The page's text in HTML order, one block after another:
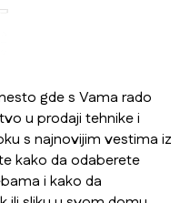
gde s Vama rado
u prodaji tehnike i
s najnovijim vestima iz
kako da odaberete
i kako da